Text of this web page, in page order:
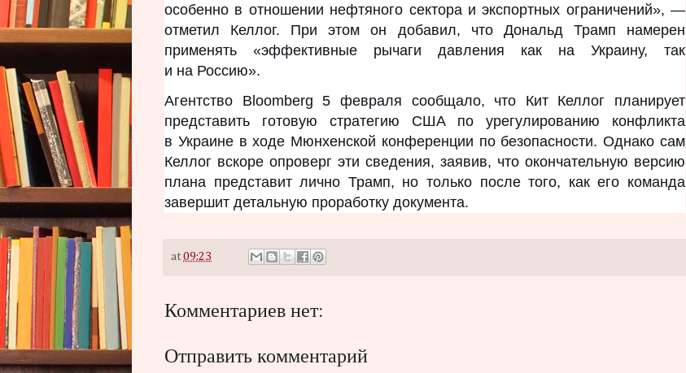
особенно в отношении нефтяного сектора и экспортных ограничений», —
отметил Келлог. При этом он добавил, что Дональд Трамп намерен
применять «эффективные рычаги давления как на Украину, так
и на Россию».
Агентство Bloomberg 5 февраля сообщало, что Кит Келлог планирует
представить готовую стратегию США по урегулированию конфликта
в Украине в ходе Мюнхенской конференции по безопасности. Однако сам
Келлог вскоре опроверг эти сведения, заявив, что окончательную версию
плана представит лично Трамп, но только после того, как его команда
завершит детальную проработку документа.
at09:23
Комментариев нет:
Отправить комментарий